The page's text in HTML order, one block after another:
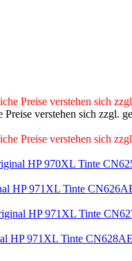
Preise verstehen sich
verstehen sich zzgl.
Preise verstehen sich
HP 970XL Tinte
HP 971XL Tinte
HP 971XL Tinte
HP 971XL Tinte